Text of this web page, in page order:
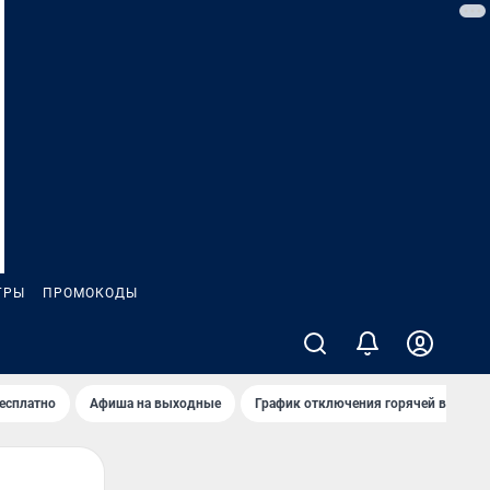
ПРОМОКОДЫ
Афиша на выходные График отключения горячей воды в